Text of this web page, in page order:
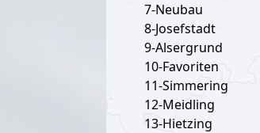
7-Neubau
8-Josefstadt
9-Alsergrund
10-Favoriten
11-Simmering
12-Meidling
13-Hietzing